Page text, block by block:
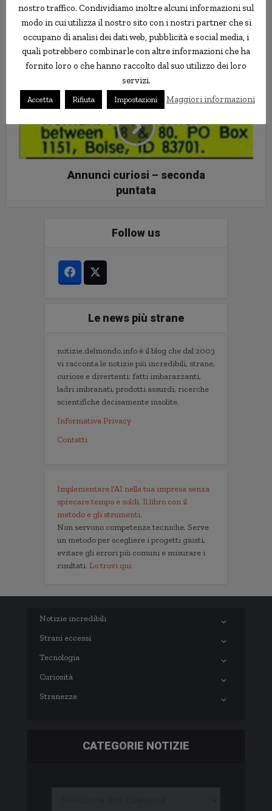
Principali tassi di interesse in
Italia: aggiornamento giugno
2012
Annunci curiosi – seconda
puntata
Follow us
Le news più strane
notizie.delmondo.info è il blog che dal 2003
vi racconta le notizie più incredibili, strane,
curiose e divertenti: fatti imbarazzanti,
ladri imbranati, prodotti assurdi, ricerche
scientifiche decisamente insolite.
Informativa Privacy
Contatti
Implementare l'AI nella tua impresa senza
sprecare tempo e soldi. Il libro con il
metodo e gli strumenti.
Non servono competenze tecniche. Serve
un metodo per scegliere i progetti giusti,
evitare gli errori più comuni e misurare i
risultati. Lo trovi qui.
Notizie incredibili
Strani eccessi
Tecnologia
Curiosità
Stranezze
CATEGORIE NOTIZIE
nostro traffico. Condividiamo inoltre alcuni informazioni sul
modo in cui utilizza il nostro sito con i nostri partner che si
occupano di analisi dei dati web, pubblicità e social media, i
quali potrebbero combinarle con altre informazioni che ha
fornito loro o che hanno raccolto dal suo utilizzo dei loro
servizi.
Accetta Rifiuta Impostazioni Maggiori informazioni